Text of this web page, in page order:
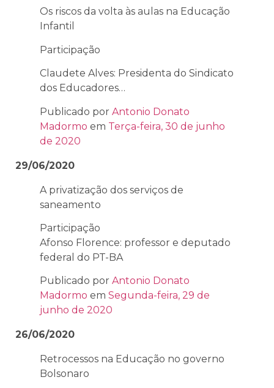
Os riscos da volta às aulas na Educação
Infantil
Participação
Claudete Alves: Presidenta do Sindicato
dos Educadores…
Publicado por Antonio Donato
Madormo em Terça-feira, 30 de junho
de 2020
29/06/2020
A privatização dos serviços de
saneamento
Participação
Afonso Florence: professor e deputado
federal do PT-BA
Publicado por Antonio Donato
Madormo em Segunda-feira, 29 de
junho de 2020
26/06/2020
Retrocessos na Educação no governo
Bolsonaro